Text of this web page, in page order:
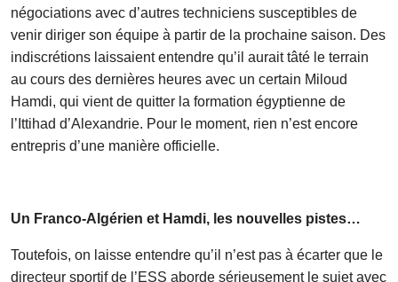
négociations avec d’autres techniciens susceptibles de
venir diriger son équipe à partir de la prochaine saison. Des
indiscrétions laissaient entendre qu’il aurait tâté le terrain
au cours des dernières heures avec un certain Miloud
Hamdi, qui vient de quitter la formation égyptienne de
l’Ittihad d’Alexandrie. Pour le moment, rien n’est encore
entrepris d’une manière officielle.
Un Franco-Algérien et Hamdi, les nouvelles pistes…
Toutefois, on laisse entendre qu’il n’est pas à écarter que le
directeur sportif de l’ESS aborde sérieusement le sujet avec